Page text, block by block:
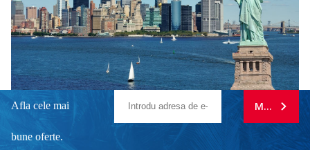
Afla cele mai
bune oferte.
MA